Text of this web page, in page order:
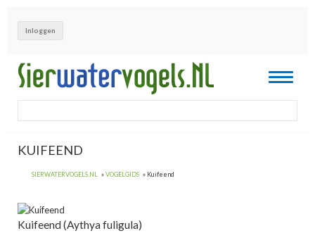
naar
inhoud
gaan
Inloggen
Toggle
KUIFEEND
SIERWATERVOGELS.NL VOGELGIDS Kuifeend
Kuifeend(Aythya fuligula)